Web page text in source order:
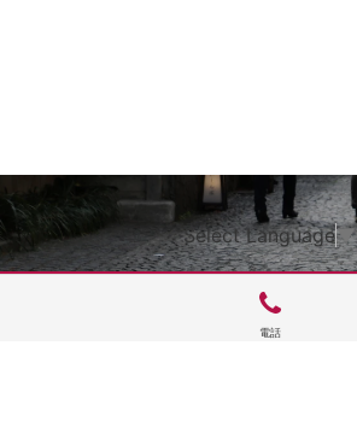
Select Language▼
電話